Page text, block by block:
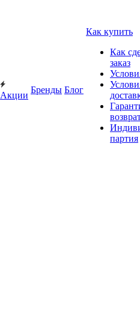
Акции
Бренды Блог
Как купить
Как
заказ
партия